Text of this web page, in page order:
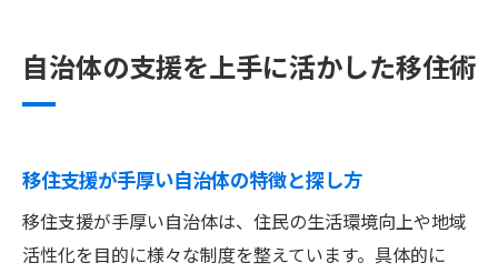
自治体の支援を上手に活かした移住術
移住支援が手厚い自治体の特徴と探し方
移住支援が手厚い自治体は、住民の生活環境向上や地域
活性化を目的に様々な制度を整えています。具体的に